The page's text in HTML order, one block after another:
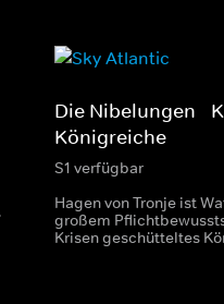
Die Nibelungen -
Königreiche
S1 verfügbar
Hagen von Tronje ist
großem
Krisen geschütteltes